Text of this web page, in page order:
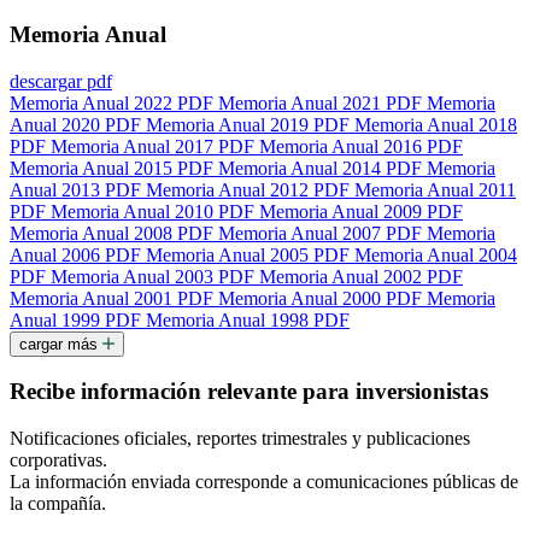
Memoria Anual
descargar pdf
Memoria Anual 2022 PDF Memoria Anual 2021 PDF Memoria
Anual 2020 PDF Memoria Anual 2019 PDF Memoria Anual 2018
PDF Memoria Anual 2017 PDF Memoria Anual 2016 PDF
Memoria Anual 2015 PDF Memoria Anual 2014 PDF Memoria
Anual 2013 PDF Memoria Anual 2012 PDF Memoria Anual 2011
PDF Memoria Anual 2010 PDF Memoria Anual 2009 PDF
Memoria Anual 2008 PDF Memoria Anual 2007 PDF Memoria
Anual 2006 PDF Memoria Anual 2005 PDF Memoria Anual 2004
PDF Memoria Anual 2003 PDF Memoria Anual 2002 PDF
Memoria Anual 2001 PDF Memoria Anual 2000 PDF Memoria
Anual 1999 PDF Memoria Anual 1998 PDF
cargar más
Recibe información relevante para inversionistas
Notificaciones oficiales, reportes trimestrales y publicaciones
corporativas.
La información enviada corresponde a comunicaciones públicas de
la compañía.